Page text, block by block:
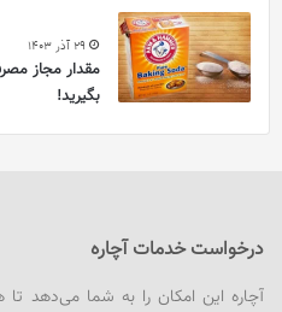
29 آذر 1403
مقدار مجاز
بگیرید!
درخواست خدمات آچاره
آچاره این امکان را به شما می‌دهد